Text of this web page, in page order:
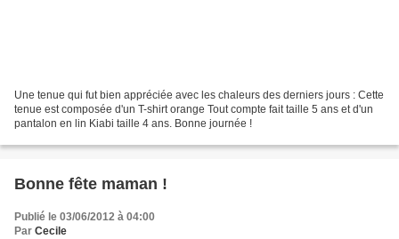
Une tenue qui fut bien appréciée avec les chaleurs des derniers jours : Cette
tenue est composée d'un T-shirt orange Tout compte fait taille 5 ans et d'un
pantalon en lin Kiabi taille 4 ans. Bonne journée !
Bonne fête maman !
Publié le 03/06/2012 à 04:00
Par Cecile